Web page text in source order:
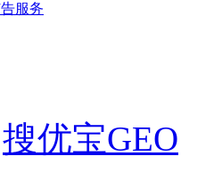
服务
搜优宝GEO